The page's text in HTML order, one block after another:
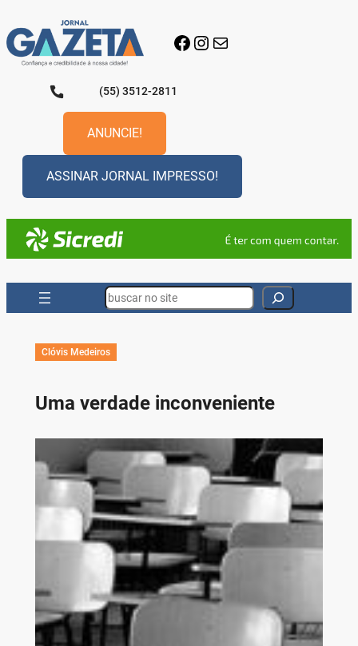
para
o
conteúdo
Facebook
Instagram
E-mail
(55) 3512-2811
ANUNCIE!
ASSINAR JORNAL IMPRESSO!
Search
Clóvis Medeiros
Uma verdade inconveniente